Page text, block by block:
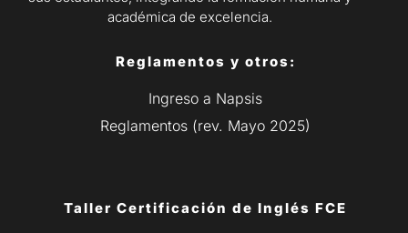
académica de excelencia.
Reglamentos y otros:
Ingreso a Napsis
Reglamentos (rev. Mayo 2025)
Taller Certificación de Inglés FCE